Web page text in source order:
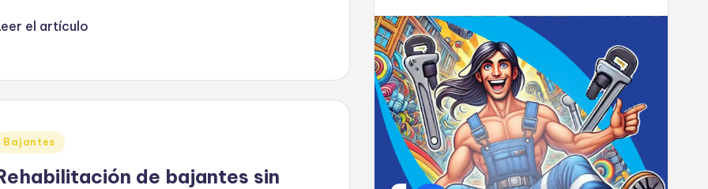
el artículo
Bajantes
de bajantes sin